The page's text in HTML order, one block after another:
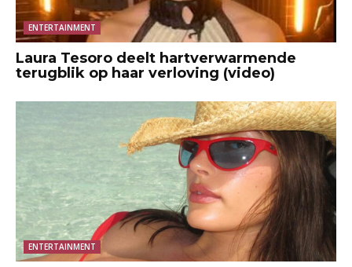
ENTERTAINMENT
Laura Tesoro deelt hartverwarmende
terugblik op haar verloving (video)
ENTERTAINMENT